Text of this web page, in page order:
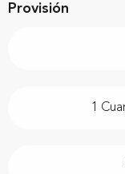
Provisión
1